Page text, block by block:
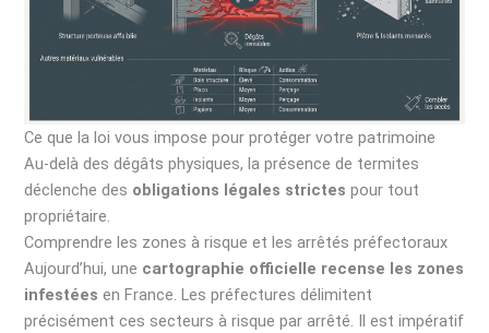
Ce que la loi vous impose pour protéger votre patrimoine
Au-delà des dégâts physiques, la présence de termites
déclenche des obligations légales strictes pour tout
propriétaire.
Comprendre les zones à risque et les arrêtés préfectoraux
Aujourd’hui, une cartographie officielle recense les zones
infestées en France. Les préfectures délimitent
précisément ces secteurs à risque par arrêté. Il est impératif